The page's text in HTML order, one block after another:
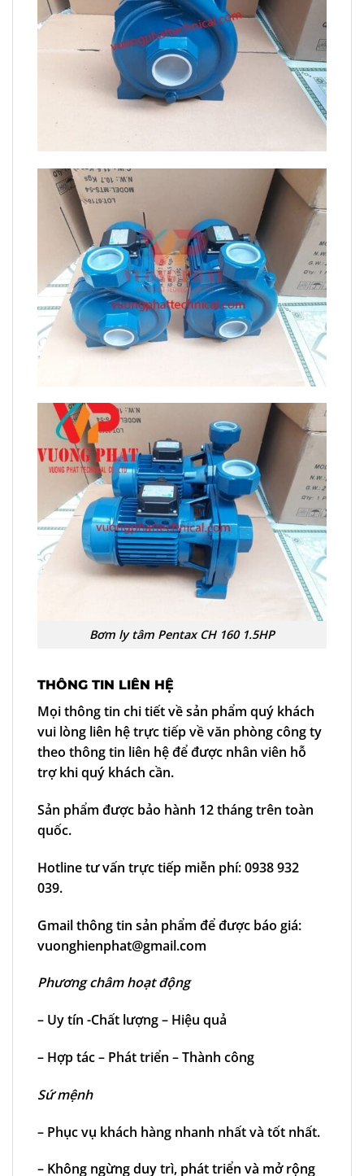
Bơm ly tâm Pentax CH 160 1.5HP
THÔNG TIN LIÊN HỆ
Mọi thông tin chi tiết về sản phẩm quý khách
vui lòng liên hệ trực tiếp về văn phòng công ty
theo thông tin liên hệ để được nhân viên hỗ
trợ khi quý khách cần.
Sản phẩm được bảo hành 12 tháng trên toàn
quốc.
Hotline tư vấn trực tiếp miễn phí: 0938 932
039.
Gmail thông tin sản phẩm để được báo giá:
vuonghienphat@gmail.com
Phương châm hoạt động
– Uy tín -Chất lượng – Hiệu quả
– Hợp tác – Phát triển – Thành công
Sứ mệnh
– Phục vụ khách hàng nhanh nhất và tốt nhất.
– Không ngừng duy trì, phát triển và mở rộng